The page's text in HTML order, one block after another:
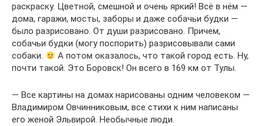
раскраску. Цветной, смешной и очень яркий! Всё в нём —
дома, гаражи, мосты, заборы и даже собачьи будки —
было разрисовано. От души разрисовано. Причем,
собачьи будки (могу поспорить) разрисовывали сами
собаки.
А потом оказалось, что такой город есть. Ну,
почти такой. Это Боровск! Он всего в 169 км от Тулы.
— Все картины на домах нарисованы одним человеком —
Владимиром Овчинниковым, все стихи к ним написаны
его женой Эльвирой. Необычные люди.